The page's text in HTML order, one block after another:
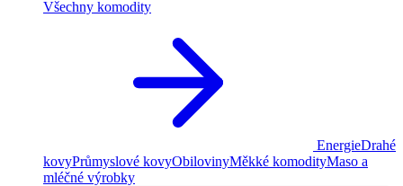
Všechny komodity
EnergieDrahé
kovyPrůmyslové kovyObilovinyMěkké komodityMaso a
mléčné výrobky